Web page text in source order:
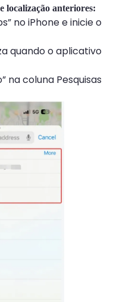
localização anteriores:
no iPhone e inicie o
quando o aplicativo
na coluna Pesquisas